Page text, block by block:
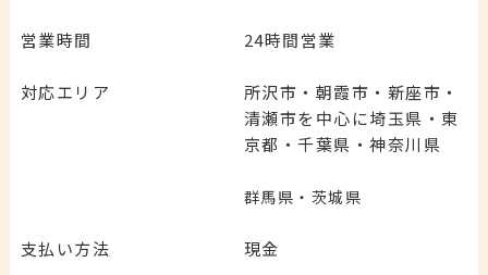
営業時間 24時間営業
対応エリア
所沢市・朝霞市・新座市・
清瀬市を中心に埼玉県・東
京都・千葉県・神奈川県
群馬県・茨城県
支払い方法 現金